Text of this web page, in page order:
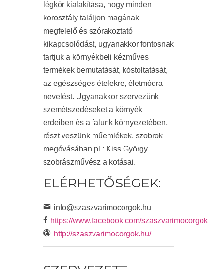
légkör kialakítása, hogy minden
korosztály találjon magának
megfelelő és szórakoztató
kikapcsolódást, ugyanakkor fontosnak
tartjuk a környékbeli kézműves
termékek bemutatását, kóstoltatását,
az egészséges ételekre, életmódra
nevelést. Ugyanakkor szervezünk
szemétszedéseket a környék
erdeiben és a falunk környezetében,
részt veszünk műemlékek, szobrok
megóvásában pl.: Kiss György
szobrászművész alkotásai.
ELÉRHETŐSÉGEK:
info@szaszvarimocorgok.hu
https://www.facebook.com/szaszvarimocorgok
http://szaszvarimocorgok.hu/